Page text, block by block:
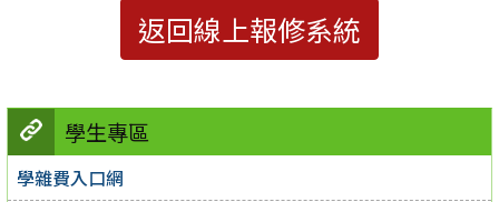
學生專區
學雜費入口網
返回線上報修系統